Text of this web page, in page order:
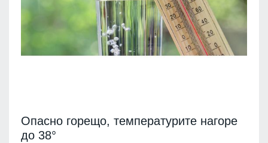
Опасно горещо, температурите нагоре
до 38°